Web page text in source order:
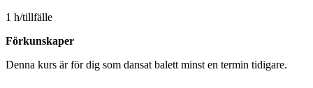
1 h/tillfälle
Förkunskaper
Denna kurs är för dig som dansat balett minst en termin tidigare.